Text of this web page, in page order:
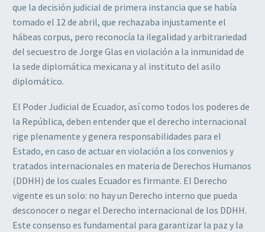
que la decisión judicial de primera instancia que se había
tomado el 12 de abril, que rechazaba injustamente el
hábeas corpus, pero reconocía la ilegalidad y arbitrariedad
del secuestro de Jorge Glas en violación a la inmunidad de
la sede diplomática mexicana y al instituto del asilo
diplomático.
El Poder Judicial de Ecuador, así como todos los poderes de
la República, deben entender que el derecho internacional
rige plenamente y genera responsabilidades para el
Estado, en caso de actuar en violación a los convenios y
tratados internacionales en materia de Derechos Humanos
(DDHH) de los cuales Ecuador es firmante. El Derecho
vigente es un solo: no hay un Derecho interno que pueda
desconocer o negar el Derecho internacional de los DDHH.
Este consenso es fundamental para garantizar la paz y la